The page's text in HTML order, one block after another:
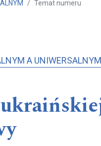
Temat numeru
A UNIWERSALNYM